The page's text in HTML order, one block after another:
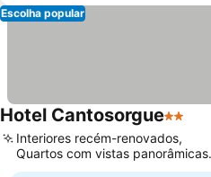
Escolha popular
Hotel Cantosorgue2
Interiores recém-renovados,
Quartos com vistas panorâmicas
para o rio